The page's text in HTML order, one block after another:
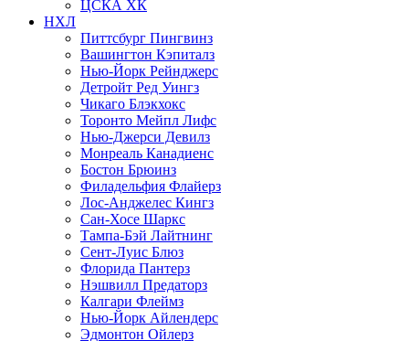
ЦСКА ХК
НХЛ
Питтсбург Пингвинз
Вашингтон Кэпиталз
Нью-Йорк Рейнджерс
Детройт Ред Уингз
Чикаго Блэкхокс
Торонто Мейпл Лифс
Нью-Джерси Девилз
Монреаль Канадиенс
Бостон Брюинз
Филадельфия Флайерз
Лос-Анджелес Кингз
Сан-Хосе Шаркс
Тампа-Бэй Лайтнинг
Сент-Луис Блюз
Флорида Пантерз
Нэшвилл Предаторз
Калгари Флеймз
Нью-Йорк Айлендерс
Эдмонтон Ойлерз